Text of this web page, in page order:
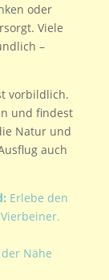
oder
Viele
–
vorbildlich.
und findest
Natur und
auch
Erlebe den
Nähe